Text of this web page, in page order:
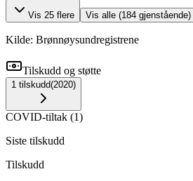
Vis 25 flere Vis alle (184 gjenstående)
Kilde: Brønnøysundregistrene
Tilskudd og støtte
1 tilskudd(2020)
COVID-tiltak (1)
Siste tilskudd
Tilskudd